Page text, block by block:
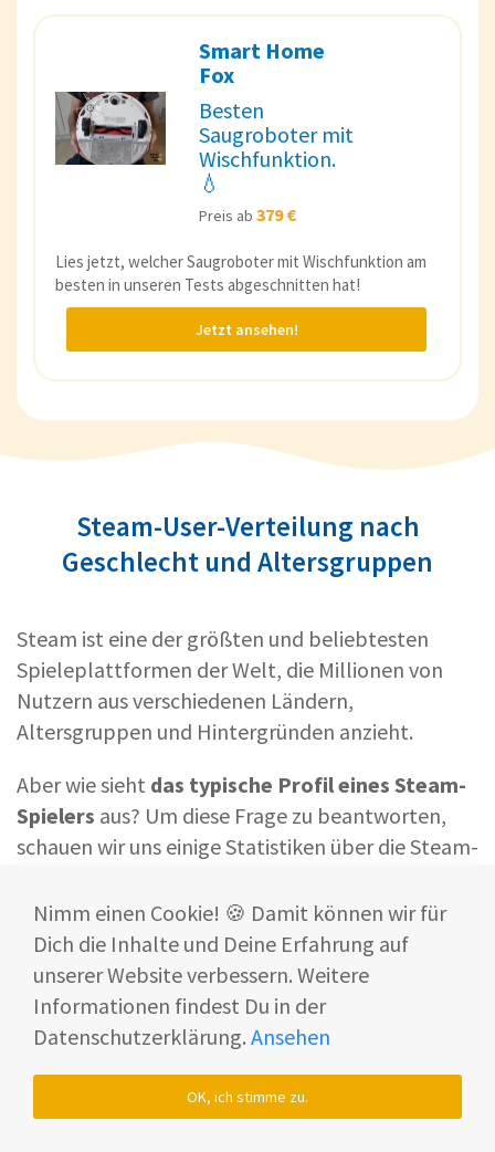
Smart Home
Fox
Besten
Saugroboter mit
Wischfunktion.
💧
Preis ab 379 €
Lies jetzt, welcher Saugroboter mit Wischfunktion am
besten in unseren Tests abgeschnitten hat!
Jetzt ansehen!
Steam-User-Verteilung nach
Geschlecht und Altersgruppen
Steam ist eine der größten und beliebtesten
Spieleplattformen der Welt, die Millionen von
Nutzern aus verschiedenen Ländern,
Altersgruppen und Hintergründen anzieht.
Aber wie sieht das typische Profileines Steam-
Spielers aus? Um diese Frage zu beantworten,
schauen wir uns einige Statistiken über die Steam-
Geschlechterverteilung der Steam-User
Die Steam-Community ist ein vielfältiger Raum,
dersowohl von Männern als auch von Frauen
repräsentiert wird.
Nimm einen Cookie! 🍪 Damit können wir für
Dich die Inhalte und Deine Erfahrung auf
unserer Website verbessern. Weitere
Informationen findest Du in der
Datenschutzerklärung. Ansehen
OK, ich stimme zu.